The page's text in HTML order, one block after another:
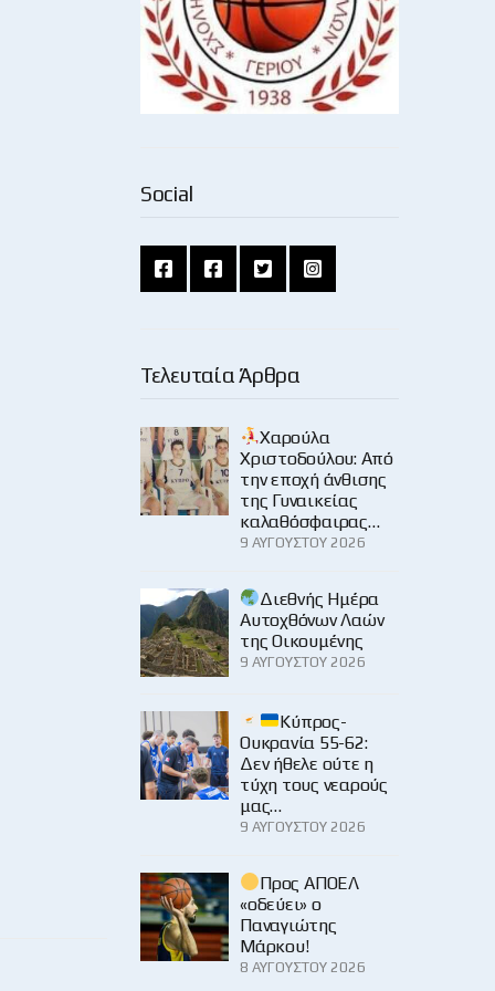
Social
Τελευταία Άρθρα
Χαρούλα
Χριστοδούλου: Από
την εποχή άνθισης
της Γυναικείας
καλαθόσφαιρας…
9 ΑΥΓΟΎΣΤΟΥ 2026
Διεθνής Ημέρα
Αυτοχθόνων Λαών
της Οικουμένης
9 ΑΥΓΟΎΣΤΟΥ 2026
Κύπρος-
Ουκρανία 55-62:
Δεν ήθελε ούτε η
τύχη τους νεαρούς
μας…
9 ΑΥΓΟΎΣΤΟΥ 2026
Προς ΑΠΟΕΛ
«οδεύει» ο
Παναγιώτης
Μάρκου!
8 ΑΥΓΟΎΣΤΟΥ 2026